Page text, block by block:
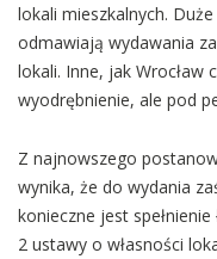
lokali mieszkalnych.
odmawiają wydawania
lokali. Inne, jak Wrocław
wyodrębnienie, ale pod
Z najnowszego
wynika, że do wydania
konieczne jest
2 ustawy o własności